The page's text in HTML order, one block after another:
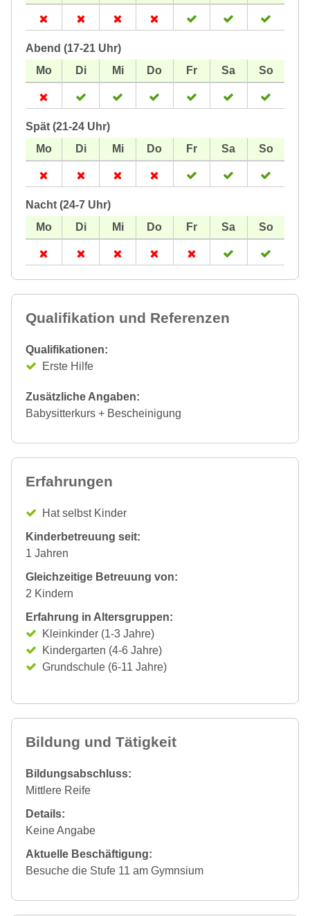
Abend (17-21 Uhr)
Spät (21-24 Uhr)
Nacht (24-7 Uhr)
Qualifikation und Referenzen
Qualifikationen:
Erste Hilfe
Zusätzliche Angaben:
Babysitterkurs + Bescheinigung
Erfahrungen
Hat selbst Kinder
Kinderbetreuung seit:
1 Jahren
Gleichzeitige Betreuung von:
2 Kindern
Erfahrung in Altersgruppen:
Kleinkinder (1-3 Jahre)
Kindergarten (4-6 Jahre)
Grundschule (6-11 Jahre)
Bildung und Tätigkeit
Bildungsabschluss:
Mittlere Reife
Details:
Keine Angabe
Aktuelle Beschäftigung:
Besuche die Stufe 11 am Gymnsium